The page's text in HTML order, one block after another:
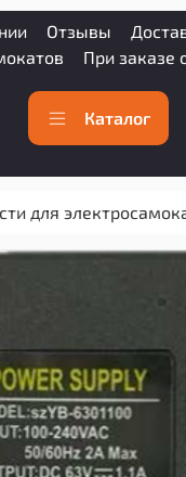
Отзывы
При заказе
Каталог
для